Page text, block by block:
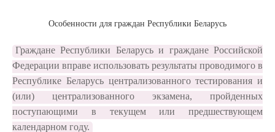
Особенности для граждан Республики Беларусь
Граждане Республики Беларусь и граждане Российской
Федерации вправе использовать результаты проводимого в
Республике Беларусь централизованного тестирования и
(или) централизованного экзамена, пройденных
поступающими в текущем или предшествующем
календарном году.